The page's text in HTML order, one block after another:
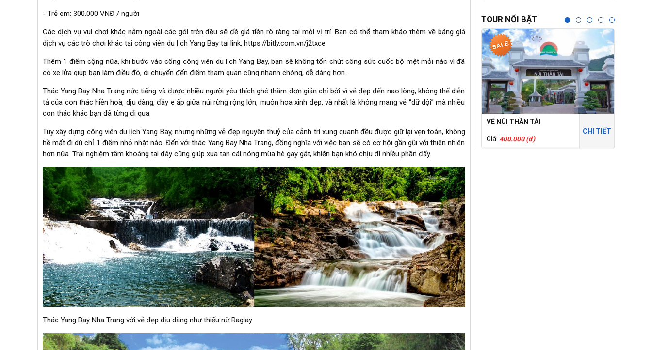
- Trẻ em: 300.000 VNĐ / người
Các dịch vụ vui chơi khác nằm ngoài các gói trên đều sẽ đề giá tiền rõ ràng tại mỗi vị trí. Bạn có thể tham khảo thêm về bảng giá
dịch vụ các trò chơi khác tại công viên du lịch Yang Bay tại link: https://bitly.com.vn/j2txce
Thêm 1 điểm cộng nữa, khi bước vào cổng công viên du lịch Yang Bay, bạn sẽ không tốn chút công sức cuốc bộ mệt mỏi nào vì đã
có xe lửa giúp bạn làm điều đó, di chuyển đến điểm tham quan cũng nhanh chóng, dễ dàng hơn.
Thác Yang Bay Nha Trang nức tiếng và được nhiều người yêu thích ghé thăm đơn giản chỉ bởi vì vẻ đẹp đến nao lòng, không thể diễn
tả của con thác hiền hoà, dịu dàng, đầy e ấp giữa núi rừng rộng lớn, muôn hoa xinh đẹp, và nhất là không mang vẻ “dữ dội” mà nhiều
con thác khác bạn đã từng đi qua.
Tuy xây dựng công viên du lịch Yang Bay, nhưng những vẻ đẹp nguyên thuỷ của cảnh trí xung quanh đều được giữ lại vẹn toàn, không
hề mất đi dù chỉ 1 điểm nhỏ nhặt nào. Đến với thác Yang Bay Nha Trang, đồng nghĩa với việc bạn sẽ có cơ hội gần gũi với thiên nhiên
hơn nữa. Trải nghiệm tắm khoáng tại đây cũng giúp xua tan cái nóng mùa hè gay gắt, khiến bạn khó chịu đi nhiều phần đấy.
Thác Yang Bay Nha Trang với vẻ đẹp dịu dàng như thiếu nữ Raglay
TOUR NỔI BẬT
VÉ NÚI THẦN TÀI
Giá: 400.000 (đ)
CHI TIẾT